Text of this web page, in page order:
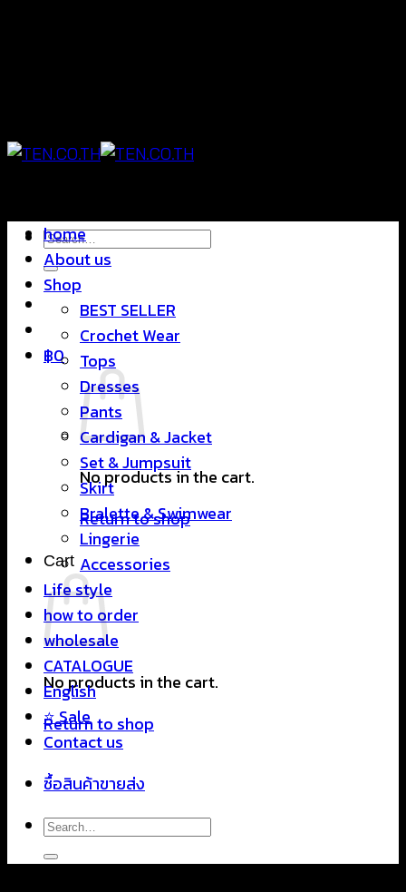
Search
for:
฿0
No products in the cart.
Return to shop
Cart
No products in the cart.
Return to shop
home
About us
Shop
BEST SELLER
Crochet Wear
Tops
Dresses
Pants
Cardigan & Jacket
Set & Jumpsuit
Skirt
Bralette & Swimwear
Lingerie
Accessories
Life style
how to order
wholesale
CATALOGUE
English
⭐ Sale
Contact us
ซื้อสินค้าขายส่ง
Search
for: